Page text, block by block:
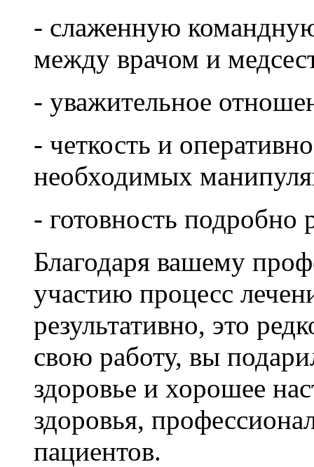
- слаженную
между врачом и
- уважительное
- четкость и
необходимых
- готовность подробно
Благодаря вашему
участию процесс
результативно, это
свою работу, вы
здоровье и хорошее
здоровья,
пациентов.